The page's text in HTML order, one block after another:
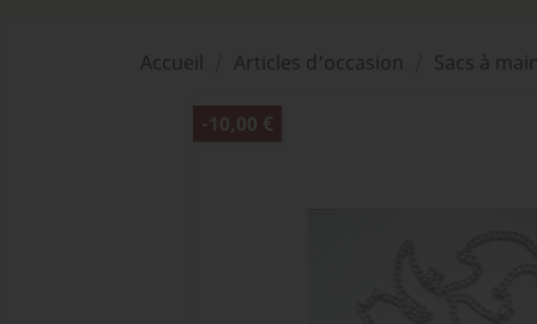
Accueil Articles d'occasion Sacs à
-10,00 €